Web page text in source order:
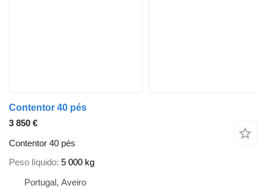
Contentor 40 pés
3 850 €
Contentor 40 pés
Peso líquido 5 000 kg
Portugal, Aveiro